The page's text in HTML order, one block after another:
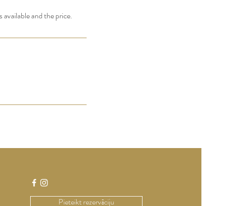
available and the price.
Pieteikt rezervāciju